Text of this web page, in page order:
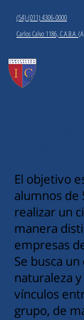
INSTITUTO
183)
(54) (011) 4306-0000
Carlos Calvo 1186, C.A.B.A.
El objetivo
alumnos de
realizar un
manera
empresas
Se busca
naturaleza
vínculos
grupo, de